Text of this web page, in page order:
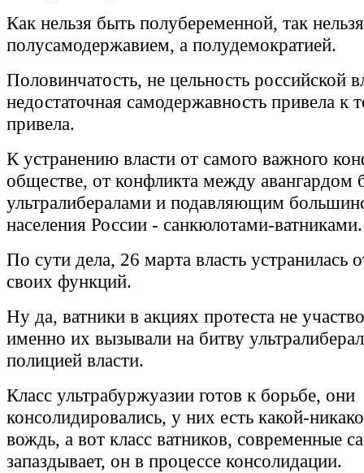
Как нельзя быть полубеременной, так
полусамодержавием, а полудемократией.
Половинчатость, не цельность российской
недостаточная самодержавность привела к
привела.
К устранению власти от самого важного
обществе, от конфликта между авангардом
ультралибералами и подавляющим
населения России - санкюлотами-ватниками.
По сути дела, 26 марта власть устранилась
своих функций.
Ну да, ватники в акциях протеста не
именно их вызывали на битву
полицией власти.
Класс ультрабуржуазии готов к борьбе, они
консолидировались, у них есть какой-
вождь, а вот класс ватников, современные
запаздывает, он в процессе консолидации.